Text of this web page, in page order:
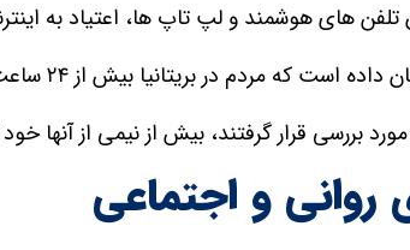
تلفن های هوشمند و لپ تاپ ها، اعتیاد به
در بریتانیا بیش از ۲۴ ساعت در هفته را به صورت آنلاین سپری می کنند.
بررسی قرار گرفتند، بیش از نیمی از آنها
روانی و اجتماعی